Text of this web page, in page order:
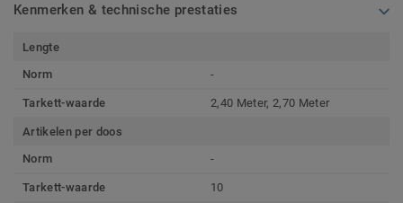
Kenmerken & technische prestaties
Lengte
Norm
-
Tarkett-waarde 2,40 Meter, 2,70 Meter
Artikelen per doos
Norm
-
Tarkett-waarde 10